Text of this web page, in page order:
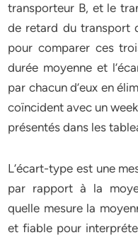
transporteur B, et le
de retard du transport
pour comparer ces
durée moyenne et
par chacun d’eux en
coïncident avec un
présentés dans les
L’écart-type est une
par rapport à la
quelle mesure la
et fiable pour